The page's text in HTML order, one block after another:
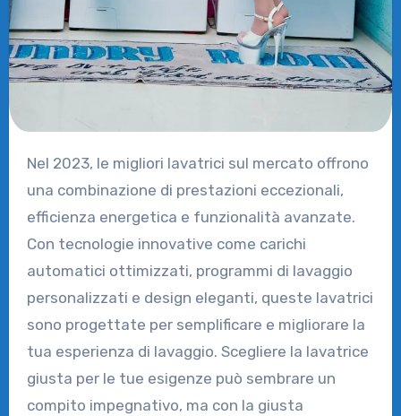
Nel 2023, le migliori lavatrici sul mercato offrono
una combinazione di prestazioni eccezionali,
efficienza energetica e funzionalità avanzate.
Con tecnologie innovative come carichi
automatici ottimizzati, programmi di lavaggio
personalizzati e design eleganti, queste lavatrici
sono progettate per semplificare e migliorare la
tua esperienza di lavaggio. Scegliere la lavatrice
giusta per le tue esigenze può sembrare un
compito impegnativo, ma con la giusta